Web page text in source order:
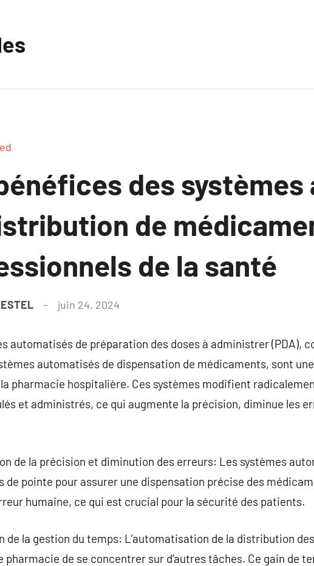
des
de
de la santé
juin 24, 2024
automatisés de préparation des doses à administrer (PDA),
automatisés de dispensation de médicaments, sont
pharmacie hospitalière. Ces systèmes modifient
et administrés, ce qui augmente la précision, diminue les
de la précision et diminution des erreurs: Les systèmes
de pointe pour assurer une dispensation précise des
humaine, ce qui est crucial pour la sécurité des patients.
de la gestion du temps: L’automatisation de la distribution
pharmacie de se concentrer sur d’autres tâches. Ce gain de